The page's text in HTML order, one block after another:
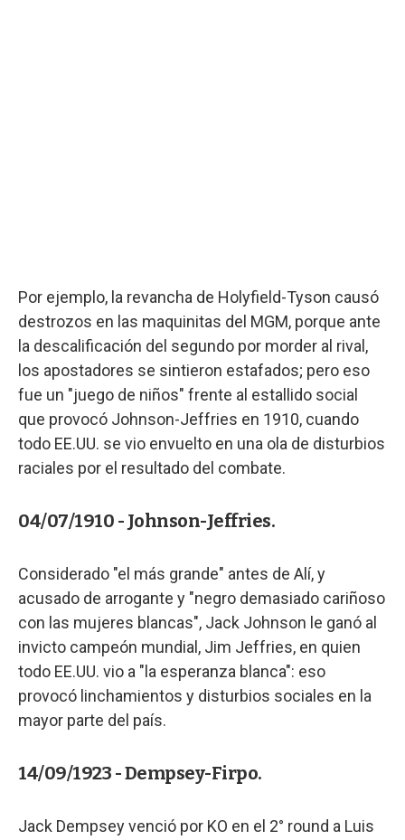
Por ejemplo, la revancha de Holyfield-Tyson causó
destrozos en las maquinitas del MGM, porque ante
la descalificación del segundo por morder al rival,
los apostadores se sintieron estafados; pero eso
fue un "juego de niños" frente al estallido social
que provocó Johnson-Jeffries en 1910, cuando
todo EE.UU. se vio envuelto en una ola de disturbios
raciales por el resultado del combate.
04/07/1910 - Johnson-Jeffries.
Considerado "el más grande" antes de Alí, y
acusado de arrogante y "negro demasiado cariñoso
con las mujeres blancas", Jack Johnson le ganó al
invicto campeón mundial, Jim Jeffries, en quien
todo EE.UU. vio a "la esperanza blanca": eso
provocó linchamientos y disturbios sociales en la
mayor parte del país.
14/09/1923 - Dempsey-Firpo.
Jack Dempsey venció por KO en el 2° round a Luis